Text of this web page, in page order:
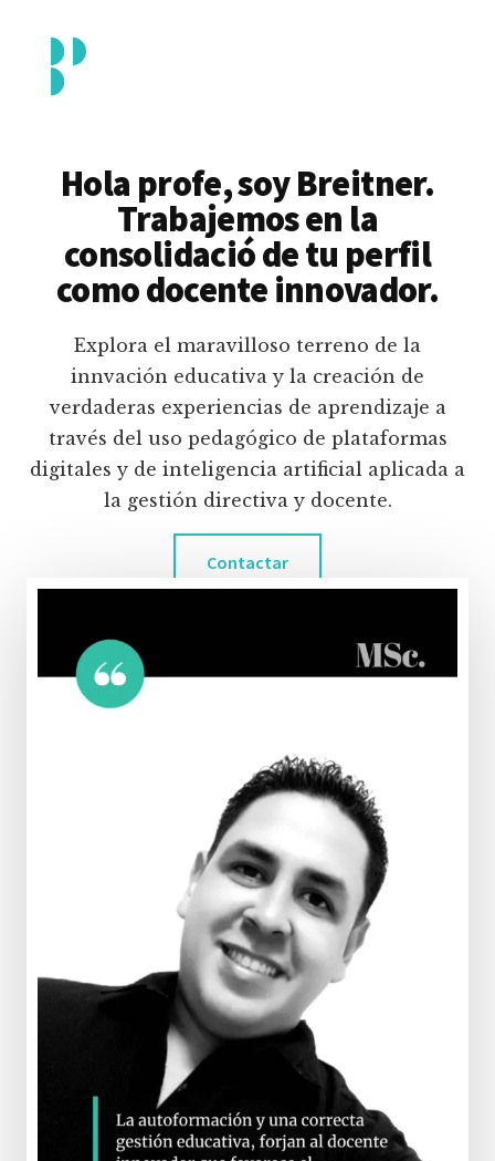
contenido
principal
menu
Piedrahita
docente
pedagógico
educativas
digitales
inteligencia
artificial.
Hola profe, soy Breitner.
Trabajemos en la
consolidació de tu perfil
como docente innovador.
Explora el maravilloso terreno de la
innvación educativa y la creación de
verdaderas experiencias de aprendizaje a
través del uso pedagógico de plataformas
digitales y de inteligencia artificial aplicada a
la gestión directiva y docente.
Contactar